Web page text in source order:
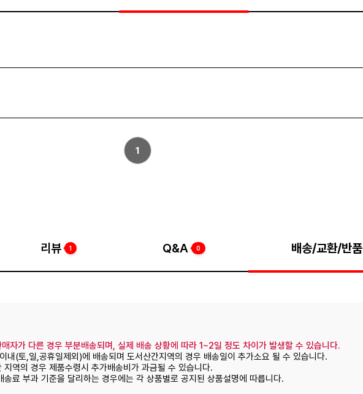
1
리뷰 1 Q&A 0 배송/교환/반품
자가 다른 경우 부분배송되며, 실제 배송 상황에 따라 1~2일 정도 차이가 발생할 수 있습니다.
내(토,일,공휴일제외)에 배송되며 도서산간지역의 경우 배송일이 추가소요 될 수 있습니다.
역의 경우 제품수령시 추가배송비가 과금될 수 있습니다.
료 부과 기준을 달리하는 경우에는 각 상품별로 공지된 상품설명에 따릅니다.